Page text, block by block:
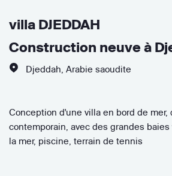
villa DJEDDAH
Construction neuve à
Djeddah Arabie saoudite
Conception d'une villa en bord de mer,
contemporain, avec des grandes
la mer, piscine, terrain de tennis